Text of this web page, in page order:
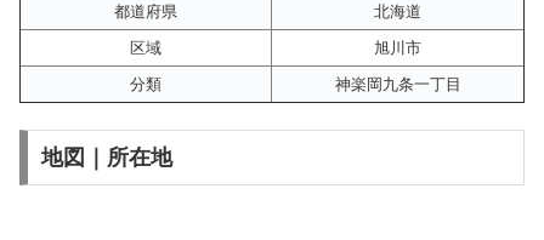
都道府県
北海道
区域
旭川市
分類
神楽岡九条一丁目
地図｜所在地